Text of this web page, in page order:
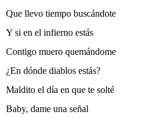
Que llevo tiempo buscándote
Y si en el infierno estás
Contigo muero quemándome
¿En dónde diablos estás?
Maldito el día en que te solté
Baby, dame una señal